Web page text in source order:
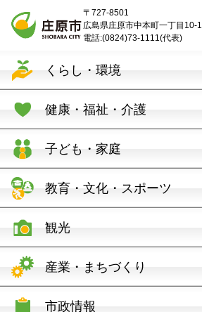
〒727-8501
広島県庄原市中本町一丁目10-1
電話:(0824)73-1111(代表)
くらし・環境
健康・福祉・介護
子ども・家庭
教育・文化・スポーツ
観光
産業・まちづくり
市政情報